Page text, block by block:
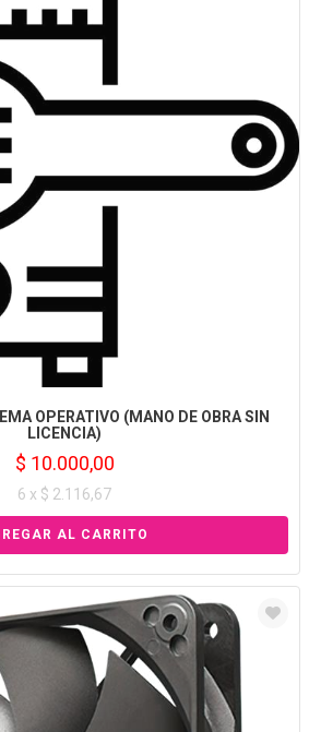
OPERATIVO (MANO DE OBRA SIN
LICENCIA)
$ 10.000,00
6 x $ 2.116,67